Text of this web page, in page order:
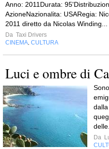
Anno: 2011Durata:
AzioneNazionalita: USARegia:
2011 diretto da Nicolas Winding...
Da Taxi Drivers
CINEMA CULTURA
Luci e ombre di
Da